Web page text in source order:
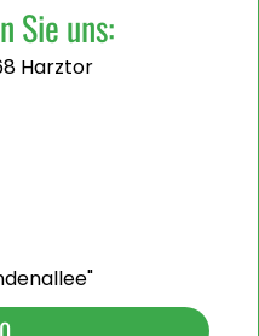
Sie uns:
Harztor